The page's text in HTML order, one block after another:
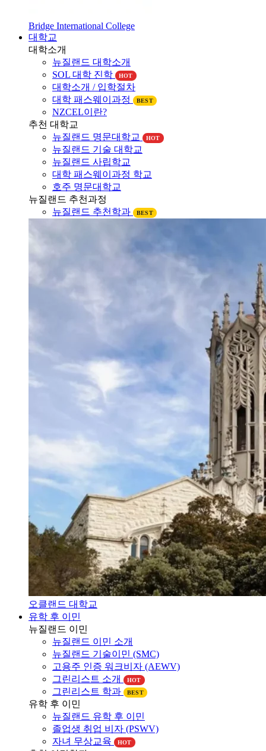
Bridge International College
대학교
대학소개
뉴질랜드 대학소개
SOL 대학 진학
HOT
대학소개 / 입학절차
대학 패스웨이과정
NZCEL이란?
추천 대학교
뉴질랜드 명문대학교
뉴질랜드 기술 대학교
뉴질랜드 사립학교
대학 패스웨이과정 학교
호주 명문대학교
오클랜드 대학교
유학 후 이민
뉴질랜드 이민
뉴질랜드 이민 소개
뉴질랜드 기술이민 (SMC)
고용주 인증 워크비자 (AEWV)
그린리스트 소개
그린리스트 학과 BEST
유학 후 이민
뉴질랜드 유학 후 이민